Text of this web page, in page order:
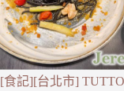
[食記][台北市]